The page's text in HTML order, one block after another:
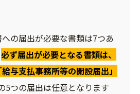
の届出が必要な書類は7つあ
必ず届出が必要となる書類は、
与支払事務所等の開設届出」
5つの届出は任意となります